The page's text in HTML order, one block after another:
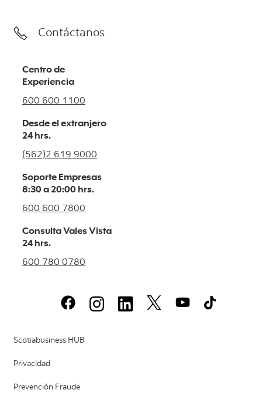
Contáctanos
Centro de
Experiencia
600 600 1100
Desde el extranjero
24 hrs.
(562)2 619 9000
Soporte Empresas
8:30 a 20:00 hrs.
600 600 7800
Consulta Vales Vista
24 hrs.
600 780 0780
Scotiabusiness HUB
Privacidad
Prevención Fraude